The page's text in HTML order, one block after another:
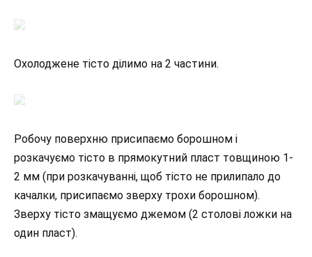
Охолоджене тісто ділимо на 2 частини.
Робочу поверхню присипаємо борошном і
розкачуємо тісто в прямокутний пласт товщиною 1-
2 мм (при розкачуванні, щоб тісто не прилипало до
качалки, присипаємо зверху трохи борошном).
Зверху тісто змащуємо джемом (2 столові ложки на
один пласт).